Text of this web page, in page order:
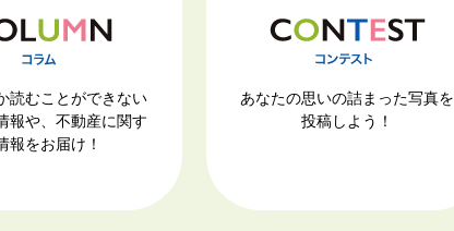
読むことができない
報や、不動産に関す
報をお届け！
あなたの思いの詰まった写真を
投稿しよう！